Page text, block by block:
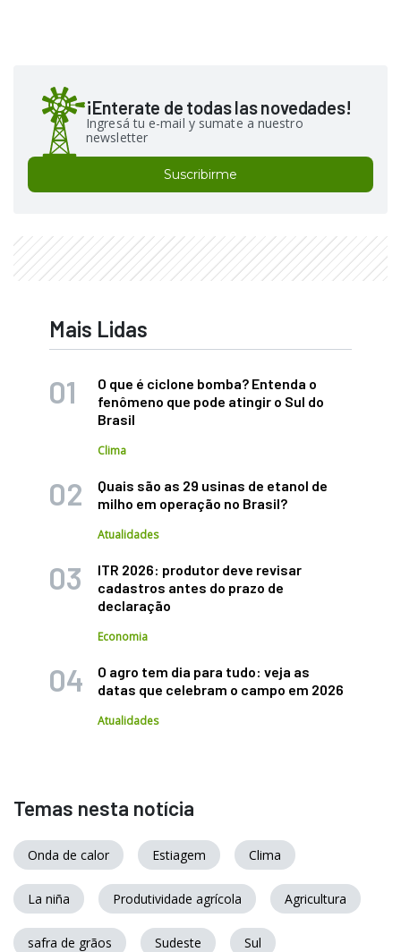
¡Enterate de todas las novedades!
Ingresá tu e-mail y sumate a nuestro
newsletter
Suscribirme
Mais Lidas
O que é ciclone bomba? Entenda o
fenômeno que pode atingir o Sul do
Brasil
Clima
Quais são as 29 usinas de etanol de
milho em operação no Brasil?
Atualidades
ITR 2026: produtor deve revisar
cadastros antes do prazo de
declaração
Economia
O agro tem dia para tudo: veja as
datas que celebram o campo em 2026
Atualidades
Temas nesta notícia
Onda de calor Estiagem Clima
La niña Produtividade agrícola Agricultura
safra de grãos Sudeste Sul